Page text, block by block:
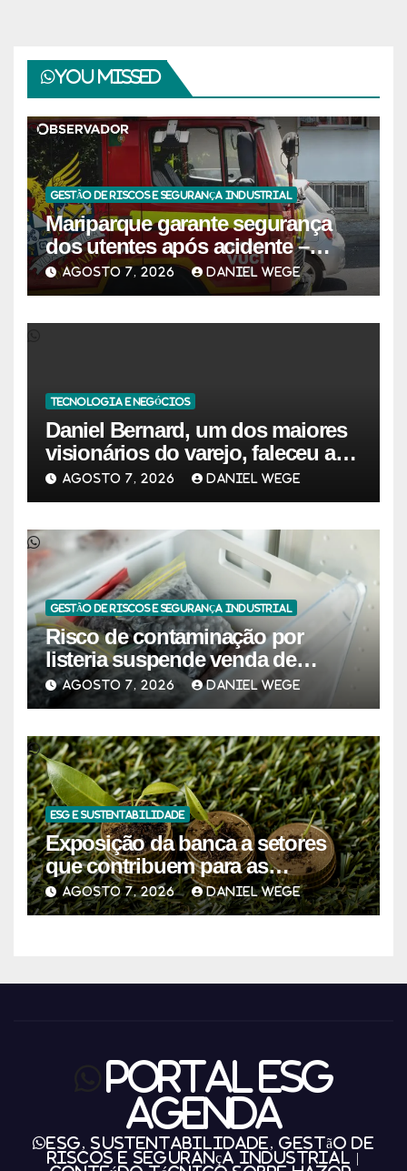
You missed
GESTÃO DE RISCOS E SEGURANÇA INDUSTRIAL
Mariparque garante segurança
dos utentes após acidente –
Observador
AGOSTO 7, 2026 DANIEL WEGE
TECNOLOGIA E NEGÓCIOS
Daniel Bernard, um dos maiores
visionários do varejo, faleceu aos
80 anos – Sincovaga Notícias
AGOSTO 7, 2026 DANIEL WEGE
GESTÃO DE RISCOS E SEGURANÇA INDUSTRIAL
Risco de contaminação por
listeria suspende venda de
mirtilos em fábricas da América
do Norte – Mix Vale
AGOSTO 7, 2026 DANIEL WEGE
ESG E SUSTENTABILIDADE
Exposição da banca a setores
que contribuem para as
alterações climáticas mantém-se
nos 62%
AGOSTO 7, 2026 DANIEL WEGE
Portal ESG
Agenda
ESG, Sustentabilidade, Gestão de
Riscos e Segurança Industrial |